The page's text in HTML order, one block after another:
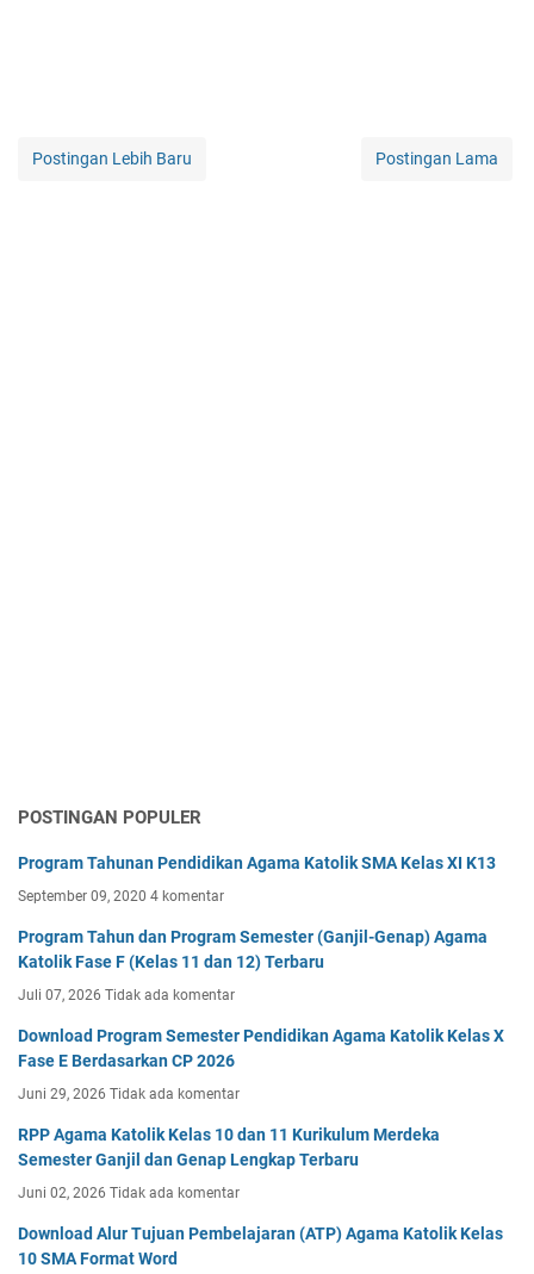
Postingan Lebih Baru Postingan Lama
POSTINGAN POPULER
Program Tahunan Pendidikan Agama Katolik SMA Kelas XI K13
September 09, 2020 4 komentar
Program Tahun dan Program Semester (Ganjil-Genap) Agama
Katolik Fase F (Kelas 11 dan 12) Terbaru
Juli 07, 2026 Tidak ada komentar
Download Program Semester Pendidikan Agama Katolik Kelas X
Fase E Berdasarkan CP 2026
Juni 29, 2026 Tidak ada komentar
RPP Agama Katolik Kelas 10 dan 11 Kurikulum Merdeka
Semester Ganjil dan Genap Lengkap Terbaru
Juni 02, 2026 Tidak ada komentar
Download Alur Tujuan Pembelajaran (ATP) Agama Katolik Kelas
10 SMA Format Word